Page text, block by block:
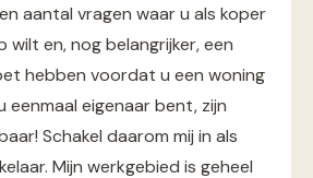
aantal vragen waar u als koper
en, nog belangrijker, een
hebben voordat u een woning
eenmaal eigenaar bent, zijn
Schakel daarom mij in als
Mijn werkgebied is geheel